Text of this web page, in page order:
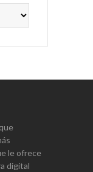
le ofrece
digital